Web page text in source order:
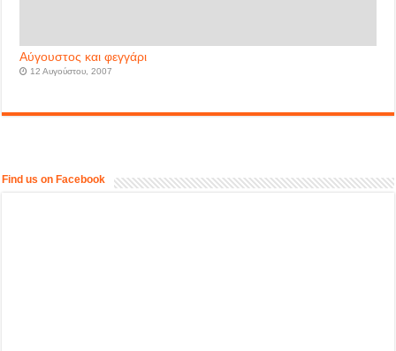
Αύγουστος και φεγγάρι
12 Αυγούστου, 2007
Find us on Facebook